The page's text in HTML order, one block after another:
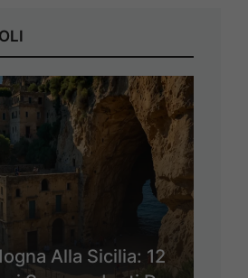
Alla Sicilia: 12